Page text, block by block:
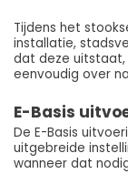
Tijdens het
installatie,
dat deze uitstaat,
eenvoudig over
E-Basis
De E-Basis
uitgebreide
wanneer dat